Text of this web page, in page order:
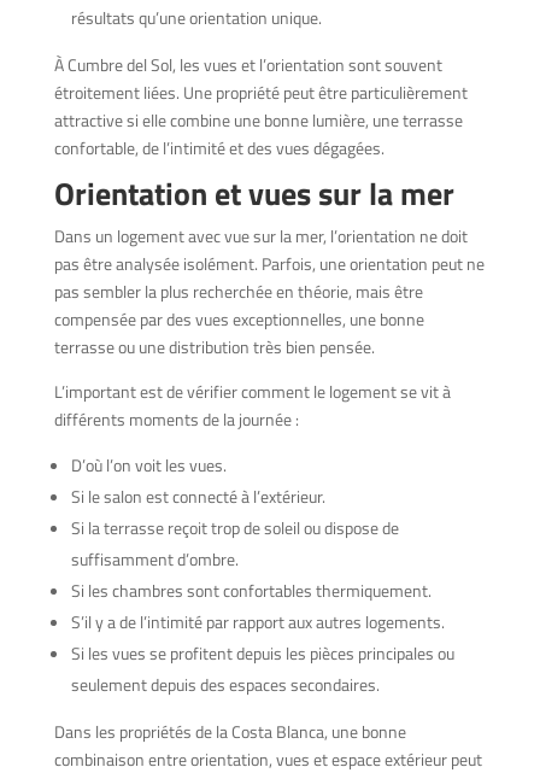
résultats qu’une orientation unique.
À Cumbre del Sol, les vues et l’orientation sont souvent
étroitement liées. Une propriété peut être particulièrement
attractive si elle combine une bonne lumière, une terrasse
confortable, de l’intimité et des vues dégagées.
Orientation et vues sur la mer
Dans un logement avec vue sur la mer, l’orientation ne doit
pas être analysée isolément. Parfois, une orientation peut ne
pas sembler la plus recherchée en théorie, mais être
compensée par des vues exceptionnelles, une bonne
terrasse ou une distribution très bien pensée.
L’important est de vérifier comment le logement se vit à
différents moments de la journée :
D’où l’on voit les vues.
Si le salon est connecté à l’extérieur.
Si la terrasse reçoit trop de soleil ou dispose de
suffisamment d’ombre.
Si les chambres sont confortables thermiquement.
S’il y a de l’intimité par rapport aux autres logements.
Si les vues se profitent depuis les pièces principales ou
seulement depuis des espaces secondaires.
Dans les propriétés de la Costa Blanca, une bonne
combinaison entre orientation, vues et espace extérieur peut